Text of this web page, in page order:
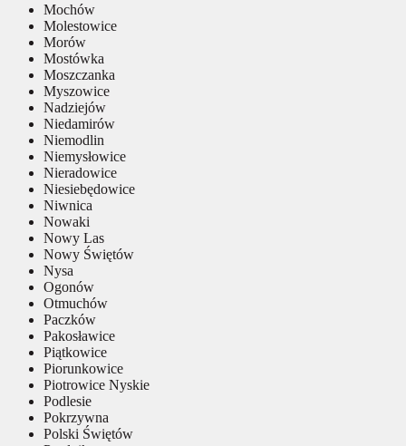
Mochów
Molestowice
Morów
Mostówka
Moszczanka
Myszowice
Nadziejów
Niedamirów
Niemodlin
Niemysłowice
Nieradowice
Niesiebędowice
Niwnica
Nowaki
Nowy Las
Nowy Świętów
Nysa
Ogonów
Otmuchów
Paczków
Pakosławice
Piątkowice
Piorunkowice
Piotrowice Nyskie
Podlesie
Pokrzywna
Polski Świętów